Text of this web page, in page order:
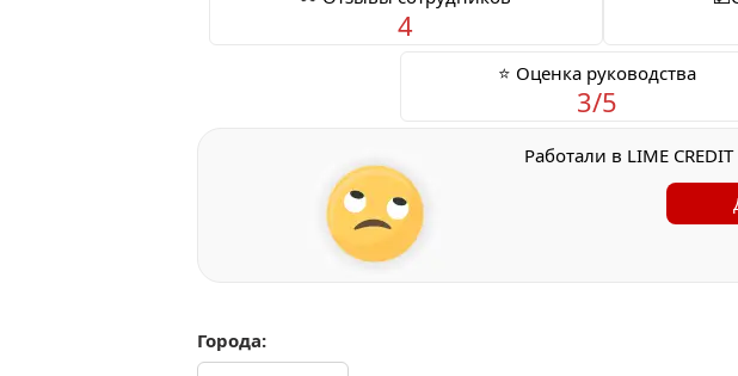
4
⭐ Оценка руководства
3/5
Работали в LIME
Города: